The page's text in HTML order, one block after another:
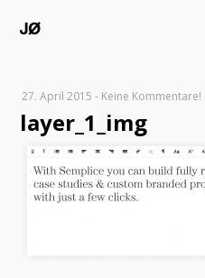
27. April 2015 - Keine Kommentare!
layer_1_img